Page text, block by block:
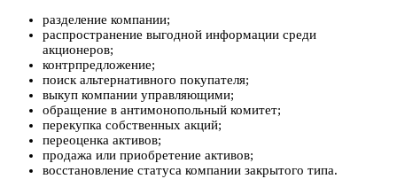
разделение компании;
распространение выгодной информации среди
акционеров;
контрпредложение;
поиск альтернативного покупателя;
выкуп компании управляющими;
обращение в антимонопольный комитет;
перекупка собственных акций;
переоценка активов;
продажа или приобретение активов;
восстановление статуса компании закрытого типа.